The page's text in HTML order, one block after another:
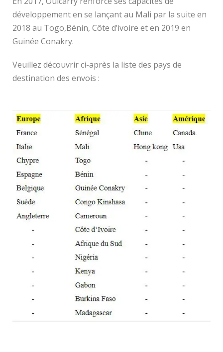
développement en se lançant au Mali par la suite en
2018 au Togo,Bénin, Côte d’ivoire et en 2019 en
Guinée Conakry.
Veuillez découvrir ci-après la liste des pays de
destination des envois :